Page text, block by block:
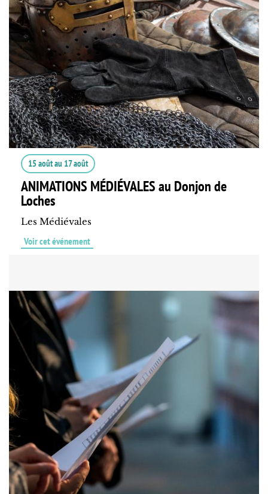
15 aoûtau 17 août
ANIMATIONS MÉDIÉVALES au Donjon de
Loches
Les Médiévales
Voir cet événement